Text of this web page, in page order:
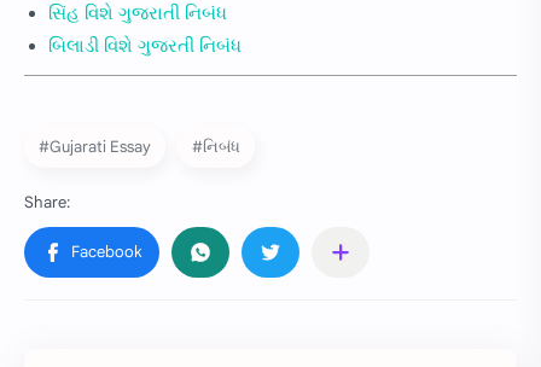
સિંહ વિશે ગુજરાતી નિબંધ
બિલાડી વિશે ગુજરતી નિબંધ
#Gujarati Essay #નિબંધ